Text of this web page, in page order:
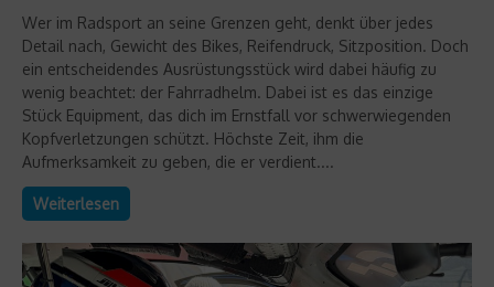
Wer im Radsport an seine Grenzen geht, denkt über jedes
Detail nach, Gewicht des Bikes, Reifendruck, Sitzposition. Doch
ein entscheidendes Ausrüstungsstück wird dabei häufig zu
wenig beachtet: der Fahrradhelm. Dabei ist es das einzige
Stück Equipment, das dich im Ernstfall vor schwerwiegenden
Kopfverletzungen schützt. Höchste Zeit, ihm die
Aufmerksamkeit zu geben, die er verdient....
Weiterlesen